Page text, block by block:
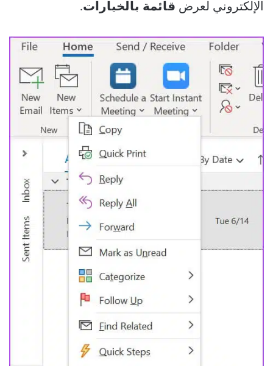
الإلكتروني لعرض قائمة بالخيارات.